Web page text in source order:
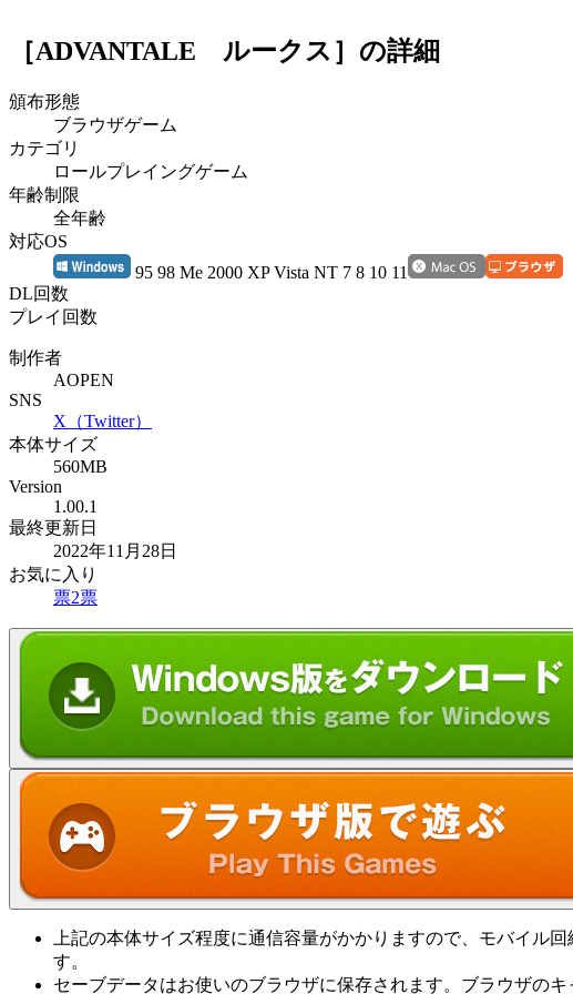
［ADVANTALE ルークス］ の詳細
頒布形態
ブラウザゲーム
カテゴリ
ロールプレイングゲーム
年齢制限
全年齢
対応OS
95 98 Me 2000 XP Vista NT 7 8 10 11
DL回数
プレイ回数
制作者
AOPEN
SNS
X（Twitter）
本体サイズ
560MB
Version
1.00.1
最終更新日
2022年11月28日
お気に入り
票2票
上記の本体サイズ程度に通信容量がかかりますので、モバイル
す。
セーブデータはお使いのブラウザに保存されます。ブラウザの